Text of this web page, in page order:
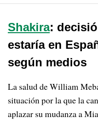
Shakira:
estaría en
según medios
La salud de William
situación por la que la
aplazar su mudanza a